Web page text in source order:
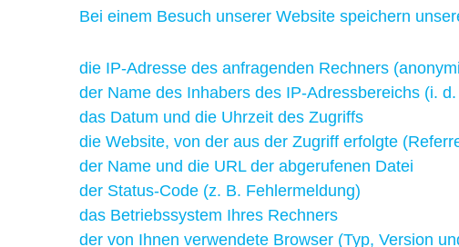
Bei einem Besuch unserer Website speichern
die IP-Adresse des anfragenden Rechners
der Name des Inhabers des IP-Adressbereichs (i.
das Datum und die Uhrzeit des Zugriffs
die Website, von der aus der Zugriff erfolgte
der Name und die URL der abgerufenen Datei
der Status-Code (z. B. Fehlermeldung)
das Betriebssystem Ihres Rechners
der von Ihnen verwendete Browser (Typ, Version